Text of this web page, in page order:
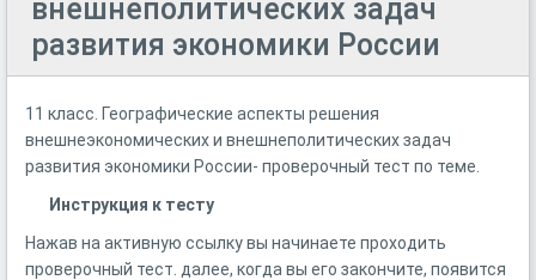
внешнеполитических задач
развития экономики России
11 класс. Географические аспекты решения
внешнеэкономических и внешнеполитических задач
развития экономики России- проверочный тест по теме.
Инструкция к тесту
Нажав на активную ссылку вы начинаете проходить
проверочный тест. далее, когда вы его закончите, появится